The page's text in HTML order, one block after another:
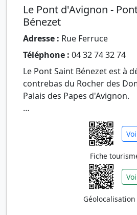
Le Pont d'Avignon -
Bénezet
Adresse : Rue Ferruce
Téléphone : 04 32 74 32 74
Le Pont Saint Bénezet est à
contrebas du Rocher des
Palais des Papes d'Avignon.
C'est le pont légendaire de la
pont d'Avignon...", le
Fiche
Géolocalisation